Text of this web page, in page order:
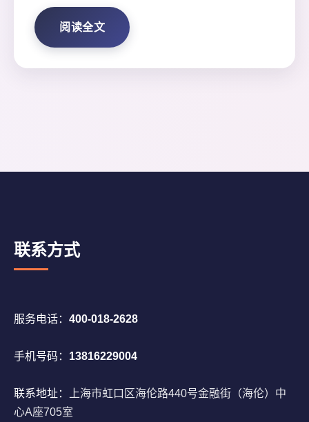
阅读全文
联系方式
服务电话： 400-018-2628
手机号码： 13816229004
联系地址：
上海市虹口区海伦路440号金融街（海伦）中
心A座705室